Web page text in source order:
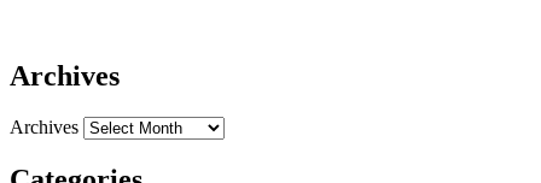
Archives
Archives